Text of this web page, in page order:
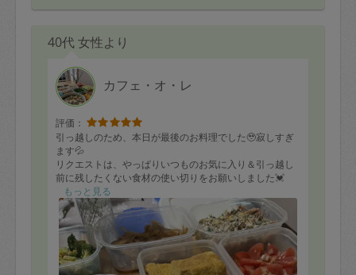
40代 女性より
カフェ・オ・レ
評価：
引っ越しのため、本日が最後のお料理でした🥹寂しすぎ
ます💦
リクエストは、やっぱりいつものお気に入り＆引っ越し
前に残したくない食材の使い切りをお願いしました💓
毎回楽しくて、お会いするのが楽しみでした😊…すでに
ロスです。
今まで私たち家族の食を支えてくださり、おかげさまで
自分の仕事に集中できました。これからも他のご家庭で
のご活躍を心より応援しております😊
ありがとうございましたーーーーー‼️
もっと見る